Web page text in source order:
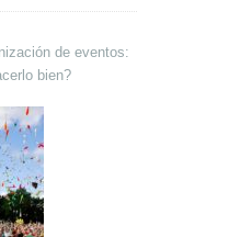
de eventos:
bien?